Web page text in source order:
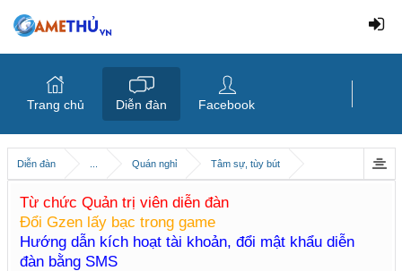
Diễn đàn Quán nghỉ Tâm sự, tùy bút
Từ chức Quản trị viên diễn đàn
Đổi Gzen lấy bạc trong game
Hướng dẫn kích hoạt tài khoản, đổi mật khẩu diễn
đàn bằng SMS
Trang chủ Diễn đàn Facebook